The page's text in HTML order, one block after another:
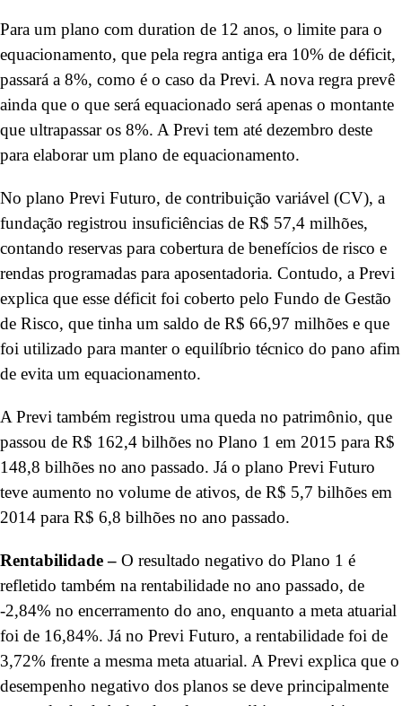
Para um plano com duration de 12 anos, o limite para o
equacionamento, que pela regra antiga era 10% de déficit,
passará a 8%, como é o caso da Previ. A nova regra prevê
ainda que o que será equacionado será apenas o montante
que ultrapassar os 8%. A Previ tem até dezembro deste
para elaborar um plano de equacionamento.
No plano Previ Futuro, de contribuição variável (CV), a
fundação registrou insuficiências de R$ 57,4 milhões,
contando reservas para cobertura de benefícios de risco e
rendas programadas para aposentadoria. Contudo, a Previ
explica que esse déficit foi coberto pelo Fundo de Gestão
de Risco, que tinha um saldo de R$ 66,97 milhões e que
foi utilizado para manter o equilíbrio técnico do pano afim
de evita um equacionamento.
A Previ também registrou uma queda no patrimônio, que
passou de R$ 162,4 bilhões no Plano 1 em 2015 para R$
148,8 bilhões no ano passado. Já o plano Previ Futuro
teve aumento no volume de ativos, de R$ 5,7 bilhões em
2014 para R$ 6,8 bilhões no ano passado.
Rentabilidade – O resultado negativo do Plano 1 é
refletido também na rentabilidade no ano passado, de
-2,84% no encerramento do ano, enquanto a meta atuarial
foi de 16,84%. Já no Previ Futuro, a rentabilidade foi de
3,72% frente a mesma meta atuarial. A Previ explica que o
desempenho negativo dos planos se deve principalmente